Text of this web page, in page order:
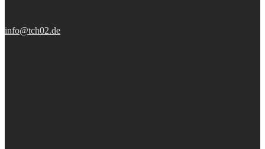
info@tch02.de